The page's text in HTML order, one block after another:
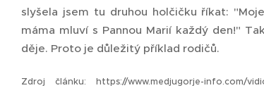
slyšela jsem tu druhou holčičku říkat:
máma mluví s Pannou Marií každý den!"
děje. Proto je důležitý příklad rodičů.
Zdroj článku: https://www.medjugorje-info.com/